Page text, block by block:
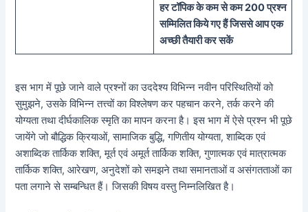
हर टॉपिक के कम से कम 200 प्रश्न
सम्मिलित किये गए हैं जिससे आप एक
अच्छी तैयारी कर सकें
इस भाग में पूछे जाने वाले प्रश्नों का उददेश्य विभिन्न नवीन परिस्थितियों को
सुमुझने, उसके विभिन्न तत्त्वों का विश्लेषण कर पहचान करने, तर्क करने की
योग्यता तथा दीर्घकालिक स्मृति का मापन करना है। इस भाग में ऐसे प्रश्न भी पूछे
जायेंगे जो बौद्धिक क्रियाओं, सामाजिक बुद्धि, गणितीय योग्यता, शाब्दिक एवं
अशाब्दिक तार्किक शक्ति, मूर्त एवं अमूर्त तार्किक शक्ति, गुणात्मक एवं मात्रात्मक
तार्किक शक्ति, आरेखण, अनुदेशों को समझने तथा समानताओं व असंगतताओं का
पता लगाने से सम्बन्धित हैं। जिसकी विषय वस्तु निम्नलिखित है।